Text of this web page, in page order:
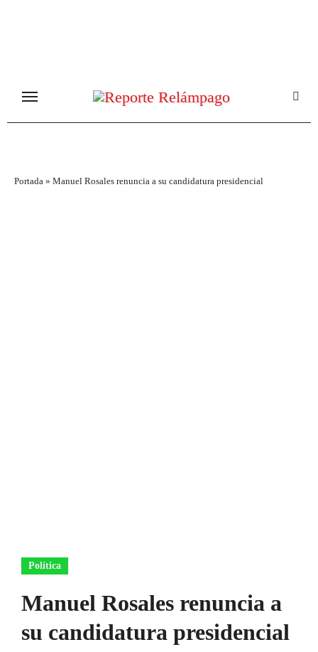
Portada » Manuel Rosales renuncia a su candidatura presidencial
Política
Manuel Rosales renuncia a
su candidatura presidencial